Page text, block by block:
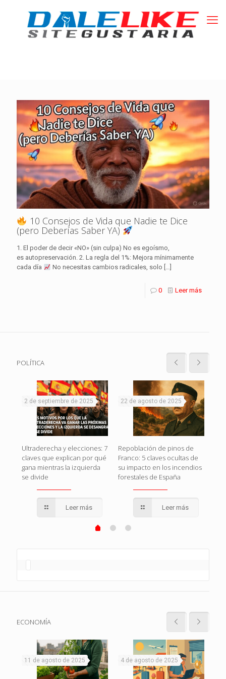
10 Consejos de Vida que Nadie te Dice
(pero Deberías Saber YA)
1. El poder de decir «NO» (sin culpa) No es egoísmo,
es autopreservación. 2. La regla del 1%: Mejora mínimamente
cada día
No necesitas cambios radicales, solo […]
0 Leer más
POLÍTICA
2 de septiembre de 2025
Ultraderecha y elecciones: 7
claves que explican por qué
gana mientras la izquierda
se divide
Leer más
22 de agosto de 2025
Repoblación de pinos de
Franco: 5 claves ocultas de
su impacto en los incendios
forestales de España
Leer más
ECONOMÍA
11 de agosto de 2025 4 de agosto de 2025